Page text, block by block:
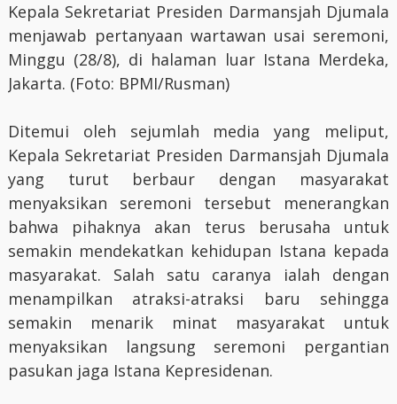
Kepala Sekretariat Presiden Darmansjah Djumala
menjawab pertanyaan wartawan usai seremoni,
Minggu (28/8), di halaman luar Istana Merdeka,
Jakarta. (Foto: BPMI/Rusman)
Ditemui oleh sejumlah media yang meliput,
Kepala Sekretariat Presiden Darmansjah Djumala
yang turut berbaur dengan masyarakat
menyaksikan seremoni tersebut menerangkan
bahwa pihaknya akan terus berusaha untuk
semakin mendekatkan kehidupan Istana kepada
masyarakat. Salah satu caranya ialah dengan
menampilkan atraksi-atraksi baru sehingga
semakin menarik minat masyarakat untuk
menyaksikan langsung seremoni pergantian
pasukan jaga Istana Kepresidenan.